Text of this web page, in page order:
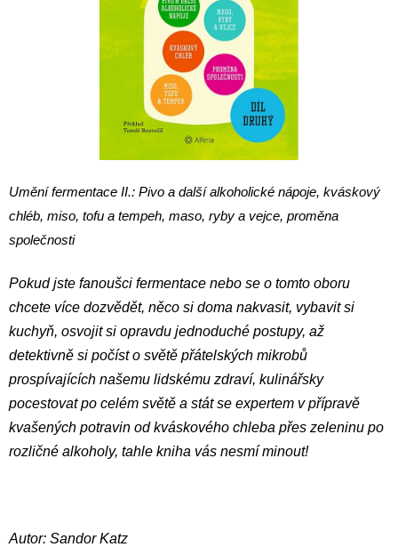
Umění fermentace II.: Pivo a další alkoholické nápoje, kváskový
chléb, miso, tofu a tempeh, maso, ryby a vejce, proměna
společnosti
Pokud jste fanoušci fermentace nebo se o tomto oboru
chcete více dozvědět, něco si doma nakvasit, vybavit si
kuchyň, osvojit si opravdu jednoduché postupy, až
detektivně si počíst o světě přátelských mikrobů
prospívajících našemu lidskému zdraví, kulinářsky
pocestovat po celém světě a stát se expertem v přípravě
kvašených potravin od kváskového chleba přes zeleninu po
rozličné alkoholy, tahle kniha vás nesmí minout!
Autor: Sandor Katz